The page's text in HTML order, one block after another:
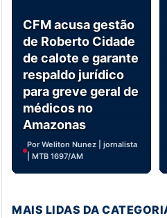
CFM acusa gestão
de Roberto Cidade
de calote e garante
respaldo jurídico
para greve geral de
médicos no
Amazonas
Por Weliton Nunez | jornalista
| MTB 1697/AM
MAIS LIDAS DA